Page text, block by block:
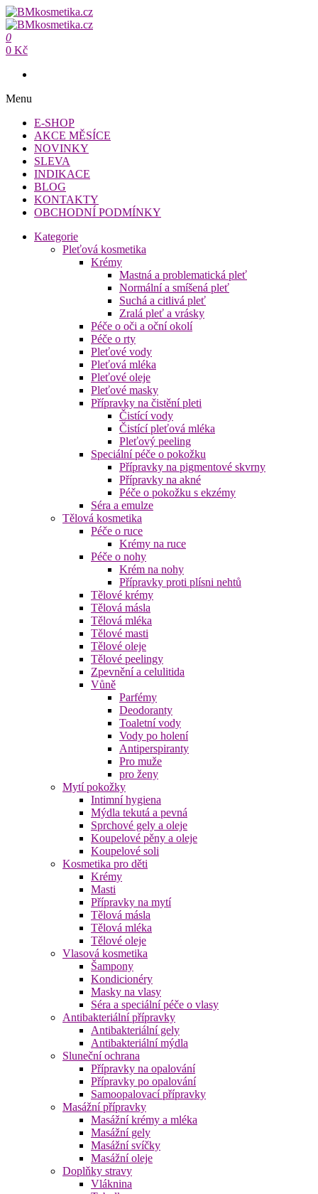
Přeskočit
na
obsah
BMkosmetika.cz
BMkosmetika.cz
0
0 Kč
Menu
E-SHOP
AKCE MĚSÍCE
NOVINKY
SLEVA
INDIKACE
BLOG
KONTAKTY
OBCHODNÍ PODMÍNKY
Kategorie
Pleťová kosmetika
Krémy
Mastná a problematická pleť
Normální a smíšená pleť
Suchá a citlivá pleť
Zralá pleť a vrásky
Péče o oči a oční okolí
Péče o rty
Pleťové vody
Pleťová mléka
Pleťové oleje
Pleťové masky
Přípravky na čistění pleti
Čistící vody
Čistící pleťová mléka
Pleťový peeling
Speciální péče o pokožku
Přípravky na pigmentové skvrny
Přípravky na akné
Péče o pokožku s ekzémy
Séra a emulze
Tělová kosmetika
Péče o ruce
Krémy na ruce
Péče o nohy
Krém na nohy
Přípravky proti plísni nehtů
Tělové krémy
Tělová másla
Tělová mléka
Tělové masti
Tělové oleje
Tělové peelingy
Zpevnění a celulitida
Vůně
Parfémy
Deodoranty
Toaletní vody
Vody po holení
Antiperspiranty
Pro muže
pro ženy
Mytí pokožky
Intimní hygiena
Mýdla tekutá a pevná
Sprchové gely a oleje
Koupelové pěny a oleje
Koupelové soli
Kosmetika pro děti
Krémy
Masti
Přípravky na mytí
Tělová másla
Tělová mléka
Tělové oleje
Vlasová kosmetika
Šampony
Kondicionéry
Masky na vlasy
Séra a speciální péče o vlasy
Antibakteriální přípravky
Antibakteriální gely
Antibakteriální mýdla
Sluneční ochrana
Přípravky na opalování
Přípravky po opalování
Samoopalovací přípravky
Masážní přípravky
Masážní krémy a mléka
Masážní gely
Masážní svíčky
Masážní oleje
Doplňky stravy
Vláknina